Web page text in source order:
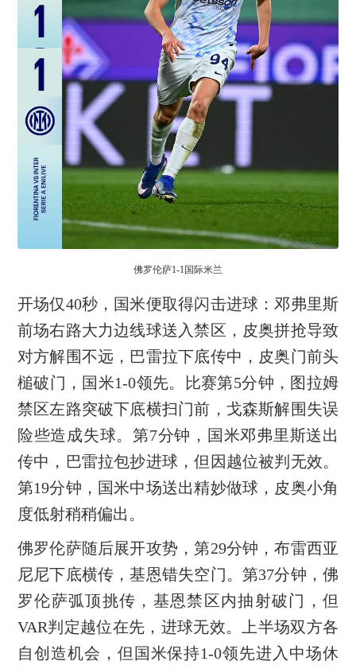
佛罗伦萨1-1国际米兰
开场仅40秒，国米便取得闪击进球：邓弗里斯
前场右路大力边线球送入禁区，皮奥拼抢导致
对方解围不远，巴雷拉下底传中，皮奥门前头
槌破门，国米1-0领先。比赛第5分钟，图拉姆
禁区左路突破下底横扫门前，戈森斯解围失误
险些造成失球。第7分钟，国米邓弗里斯送出
传中，巴雷拉包抄进球，但因越位被判无效。
第19分钟，国米中场送出精妙做球，皮奥小角
度低射稍稍偏出。
佛罗伦萨随后展开攻势，第29分钟，布雷西亚
尼尼下底横传，基恩错失空门。第37分钟，佛
罗伦萨弧顶挑传，基恩禁区内抽射破门，但
VAR判定越位在先，进球无效。上半场双方各
自创造机会，但国米保持1-0领先进入中场休